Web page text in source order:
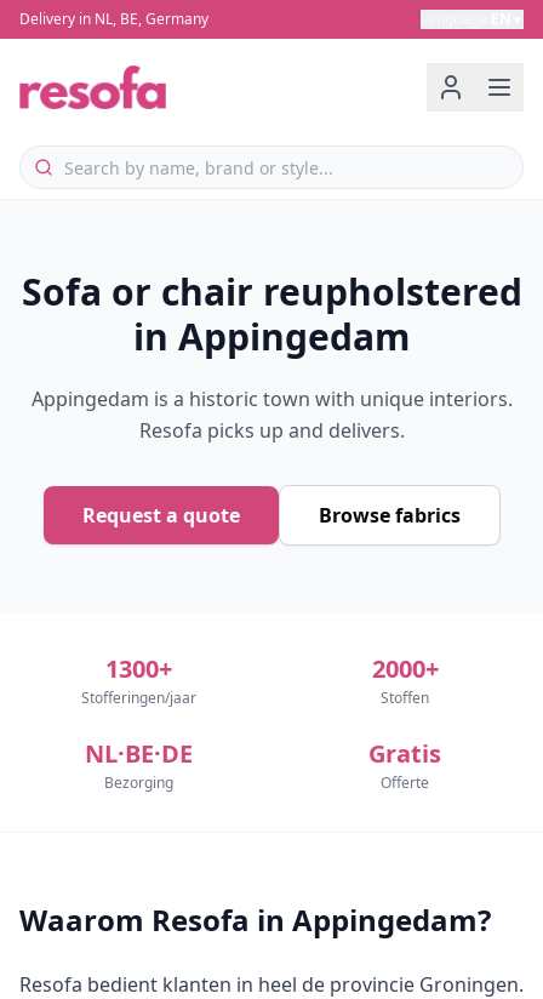
Delivery in NL, BE, Germany
Sofa or chair reupholstered
in Appingedam
Appingedam is a historic town with unique interiors.
Resofa picks up and delivers.
Request a quote Browse fabrics
1300+
Stofferingen/jaar
2000+
Stoffen
NL·BE·DE
Bezorging
Gratis
Offerte
Waarom Resofa in Appingedam?
Resofa bedient klanten in heel de provincie Groningen.